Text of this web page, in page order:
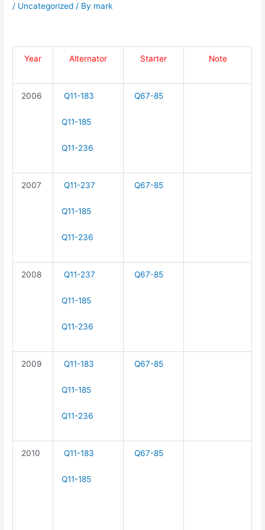
/ Uncategorized / By mark
Year Alternator Starter Note
2006 Q11-183
Q11-185
Q11-236
Q67-85
2007 Q11-237
Q11-185
Q11-236
Q67-85
2008 Q11-237
Q11-185
Q11-236
Q67-85
2009 Q11-183
Q11-185
Q11-236
Q67-85
2010 Q11-183
Q11-185
Q67-85